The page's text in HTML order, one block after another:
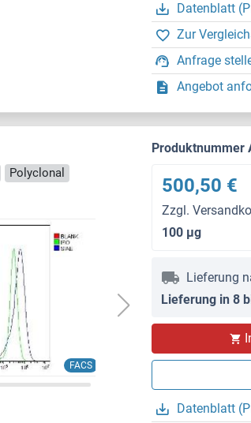
Datenblatt
Zur
Anfrage
Angebot
Polyclonal
FACS
Produktnummer
500,50 €
Zzgl.
100 μg
Lieferung
Lieferung in 8
Datenblatt